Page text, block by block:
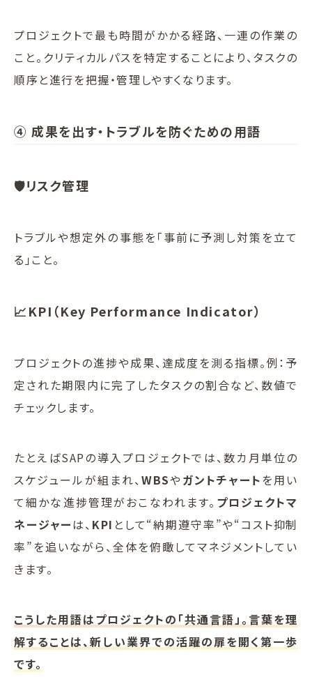
プロジェクトで最も時間がかかる経路、一連の作業の
こと。クリティカルパスを特定することにより、タスクの
順序と進行を把握・管理しやすくなります。
④ 成果を出す・トラブルを防ぐための用語
🛡リスク管理
トラブルや想定外の事態を「事前に予測し対策を立て
る」こと。
📈KPI（Key Performance Indicator）
プロジェクトの進捗や成果、達成度を測る指標。例：予
定された期限内に完了したタスクの割合など、数値で
チェックします。
たとえばSAPの導入プロジェクトでは、数カ月単位の
スケジュールが組まれ、WBSや ガントチャート を用い
て細かな進捗管理がおこなわれます。 プロジェクトマ
ネージャーは、 KPI として“納期遵守率”や“コスト抑制
率”を追いながら、全体を俯瞰してマネジメントしてい
きます。
こうした用語はプロジェクトの「共通言語」。言葉を理
解することは、新しい業界での活躍の扉を開く第一歩
です。